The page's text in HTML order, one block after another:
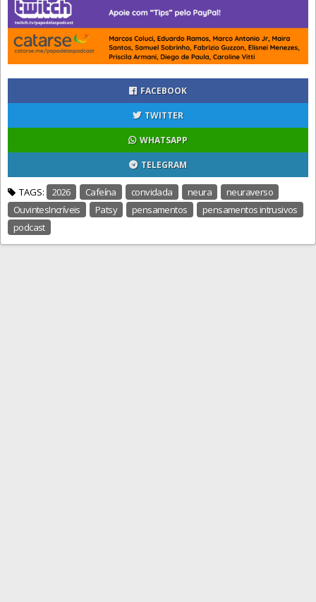
FACEBOOK
TWITTER
WHATSAPP
TELEGRAM
TAGS: 2026 Cafeína convidada neura
neuraverso
OuvintesIncríveis
Patsy pensamentos
pensamentos intrusivos
podcast